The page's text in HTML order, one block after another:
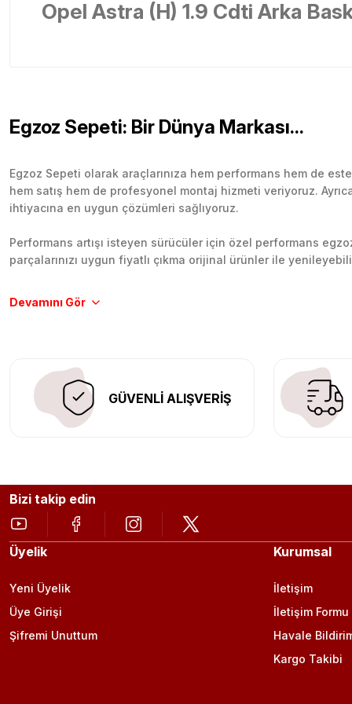
Opel Astra (H) 1.9 Cdti Arka
Egzoz Sepeti: Bir Dünya Markası...
Egzoz Sepeti olarak araçlarınıza hem performans hem de
hem satış hem de profesyonel montaj hizmeti veriyoruz.
ihtiyacına en uygun çözümleri sağlıyoruz.
Performans artışı isteyen sürücüler için özel performans
parçalarınızı uygun fiyatlı çıkma orijinal ürünler ile
Tüm ürünlerimiz orijinal, dayanıklı ve uzun ömürlüdür.
GÜVENLİ ALIŞVERİŞ
Bizi takip edin
Üyelik
Yeni Üyelik
Üye Girişi
Şifremi Unuttum
Kurumsal
İletişim
İletişim Formu
Havale
Kargo Takibi